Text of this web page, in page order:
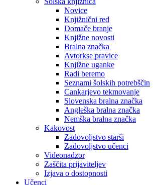
Novice
Knjižnični red
Domače branje
Knjižne novosti
Bralna značka
Avtorkse pravice
Knjižne uganke
Radi beremo
Seznami šolskih potrebščin
Cankarjevo tekmovanje
Slovenska bralna značka
Angleška bralna značka
Nemška bralna značka
Kakovost
Zadovoljstvo starši
Zadovoljstvo učenci
Videonadzor
Zaščita prijaviteljev
Izjava o dostopnosti
Učenci